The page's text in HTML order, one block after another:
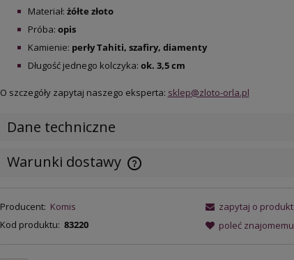
Materiał: żółte złoto
Próba: opis
Kamienie: perły Tahiti, szafiry, diamenty
Długość jednego kolczyka: ok. 3,5 cm
O szczegóły zapytaj naszego eksperta: sklep@zloto-orla.pl
Dane techniczne
Warunki dostawy
kosztów płatności
Producent: Komis
Kod produktu: 83220
zapytaj o produkt
poleć znajomemu